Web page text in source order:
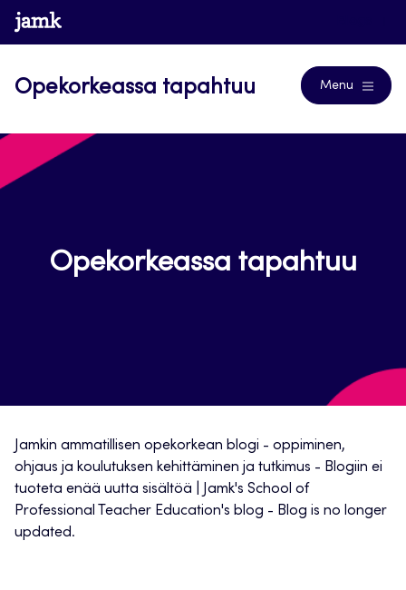
Siirry
suoraan
www.jamk.fi
Opekorkeassa tapahtuu Menu
Opekorkeassa tapahtuu
Jamkin ammatillisen opekorkean blogi - oppiminen,
ohjaus ja koulutuksen kehittäminen ja tutkimus - Blogiin ei
tuoteta enää uutta sisältöä | Jamk's School of
Professional Teacher Education's blog - Blog is no longer
updated.